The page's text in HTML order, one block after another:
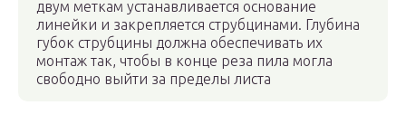
двум меткам устанавливается основание
линейки и закрепляется струбцинами. Глубина
губок струбцины должна обеспечивать их
монтаж так, чтобы в конце реза пила могла
свободно выйти за пределы листа